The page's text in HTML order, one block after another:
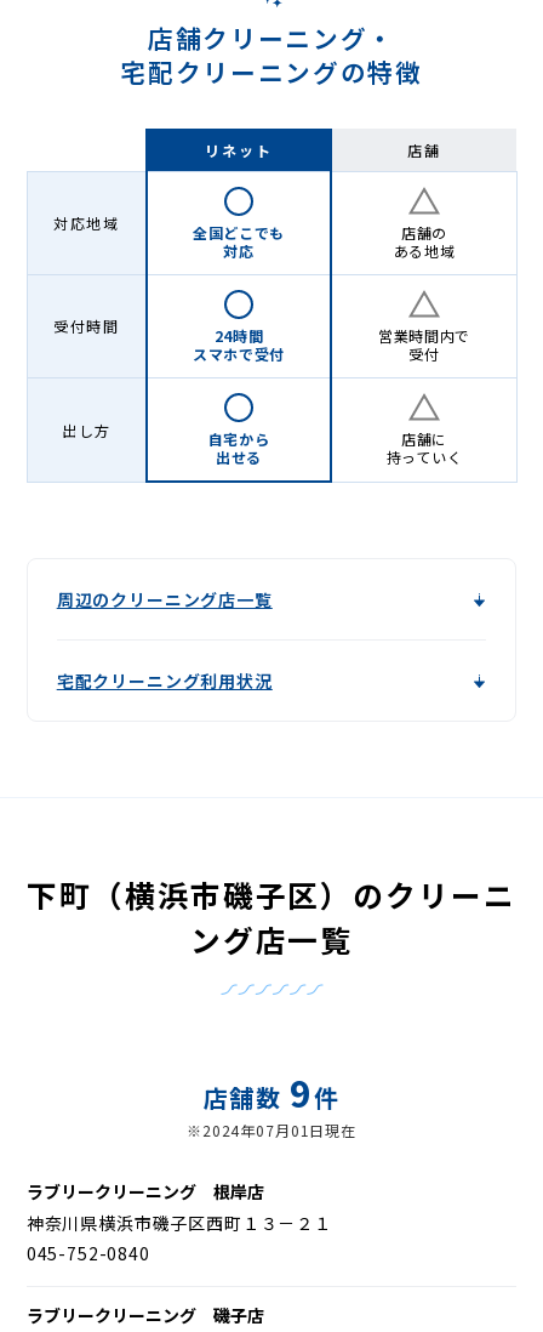
店舗クリーニング・
宅配クリーニングの特徴
リネット 店舗
対応地域
全国どこでも
対応
店舗の
ある地域
受付時間
24時間
スマホで受付
営業時間内で
受付
出し方
自宅から
出せる
店舗に
持っていく
周辺のクリーニング店一覧
宅配クリーニング利用状況
下町（横浜市磯子区）のクリーニ
ング店一覧
店舗数 9件
※2024年07月01日現在
ラブリークリーニング 根岸店
神奈川県横浜市磯子区西町１３－２１
045-752-0840
ラブリークリーニング 磯子店